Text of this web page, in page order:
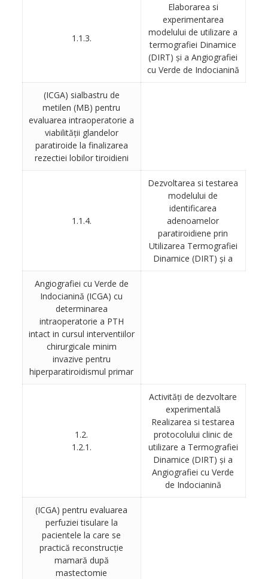
1.1.3.
Elaborarea si
experimentarea
modelului de utilizare a
termografiei Dinamice
(DIRT) şi a Angiografiei
cu Verde de Indocianină
(ICGA) sialbastru de
metilen (MB) pentru
evaluarea intraoperatorie a
viabilităţii glandelor
paratiroide la finalizarea
rezectiei lobilor tiroidieni
1.1.4.
Dezvoltarea si testarea
modelului de
identificarea
adenoamelor
paratiroidiene prin
Utilizarea Termografiei
Dinamice (DIRT) şi a
Angiografiei cu Verde de
Indocianină (ICGA) cu
determinarea
intraoperatorie a PTH
intact in cursul interventiilor
chirurgicale minim
invazive pentru
hiperparatiroidismul primar
1.2.
1.2.1.
Activităţi de dezvoltare
experimentală
Realizarea si testarea
protocolului clinic de
utilizare a Termografiei
Dinamice (DIRT) şi a
Angiografiei cu Verde
de Indocianină
(ICGA) pentru evaluarea
perfuziei tisulare la
pacientele la care se
practică reconstrucţie
mamară după
mastectomie